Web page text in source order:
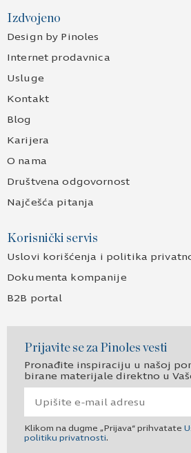
Izdvojeno
Design by Pinoles
Internet prodavnica
Usluge
Kontakt
Blog
Karijera
O nama
Društvena odgovornost
Najčešća pitanja
Korisnički servis
Uslovi korišćenja i politika
Dokumenta kompanije
B2B portal
Prijavite se za Pinoles vesti
Pronađite inspiraciju u našoj
birane materijale direktno u
Klikom na dugme „Prijava“ prihvatate
politiku privatnosti.